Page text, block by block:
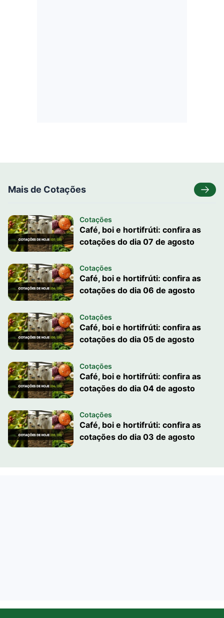
Mais de Cotações
Cotações
Café, boi e hortifrúti: confira as
cotações do dia 07 de agosto
Cotações
Café, boi e hortifrúti: confira as
cotações do dia 06 de agosto
Cotações
Café, boi e hortifrúti: confira as
cotações do dia 05 de agosto
Cotações
Café, boi e hortifrúti: confira as
cotações do dia 04 de agosto
Cotações
Café, boi e hortifrúti: confira as
cotações do dia 03 de agosto